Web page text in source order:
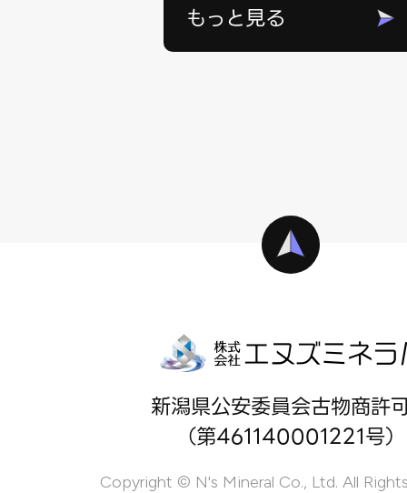
もっと見る
新潟県公安委員会古物商許
（第461140001221号）
Copyright © N's Mineral Co., Ltd. All